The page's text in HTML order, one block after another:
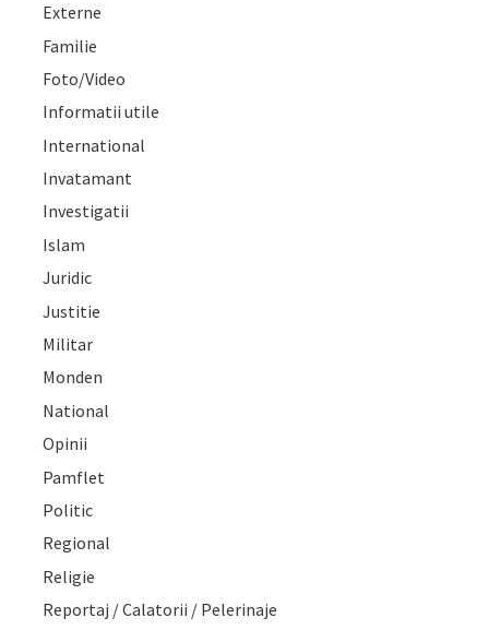
Externe
Familie
Foto/Video
Informatii utile
International
Invatamant
Investigatii
Islam
Juridic
Justitie
Militar
Monden
National
Opinii
Pamflet
Politic
Regional
Religie
Reportaj / Calatorii / Pelerinaje